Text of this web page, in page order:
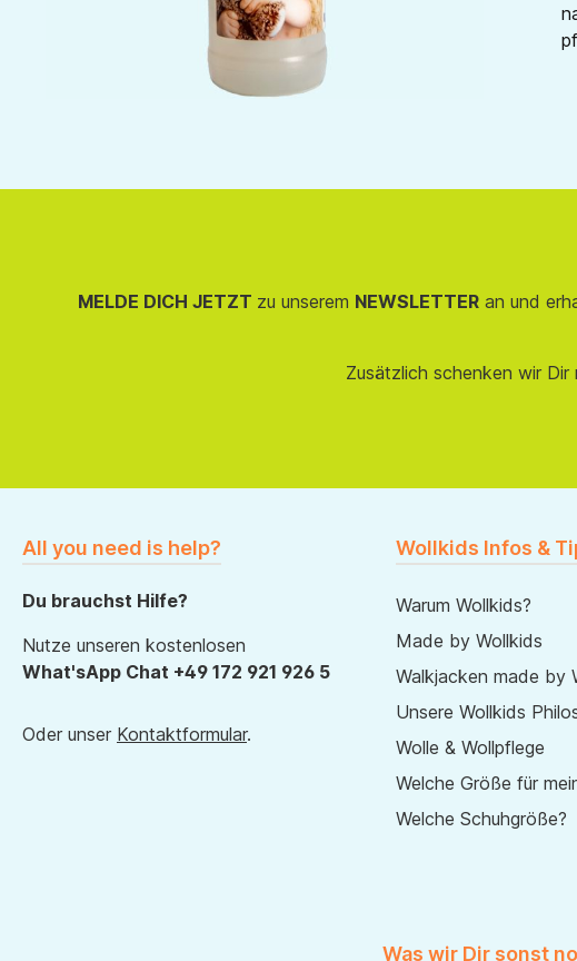
MELDE DICH JETZT zu unserem NEWSLETTERan und
Zusätzlich schenken wir
All you need is help?
Du brauchst Hilfe?
Nutze unseren kostenlosen
What'sApp Chat +49 172 921 926 5
Oder unser Kontaktformular.
Wollkids Infos &
Warum Wollkids?
Made by Wollkids
Walkjacken made by
Unsere Wollkids
Wolle & Wollpflege
Welche Größe für
Welche Schuhgröße?
Was wir Dir sonst